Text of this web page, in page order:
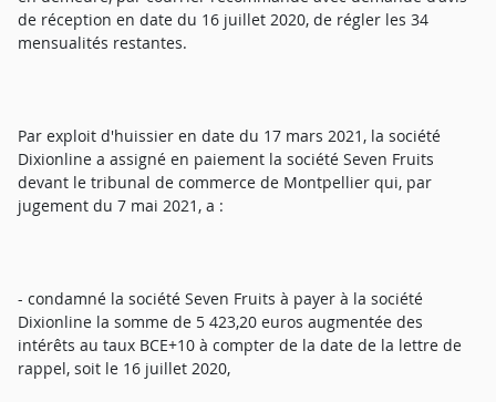
de réception en date du 16 juillet 2020, de régler les 34
mensualités restantes.
Par exploit d'huissier en date du 17 mars 2021, la société
Dixionline a assigné en paiement la société Seven Fruits
devant le tribunal de commerce de Montpellier qui, par
jugement du 7 mai 2021, a :
- condamné la société Seven Fruits à payer à la société
Dixionline la somme de 5 423,20 euros augmentée des
intérêts au taux BCE+10 à compter de la date de la lettre de
rappel, soit le 16 juillet 2020,